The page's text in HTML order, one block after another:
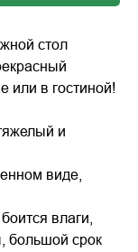
стол
или в гостиной!
и
виде,
влаги,
большой срок